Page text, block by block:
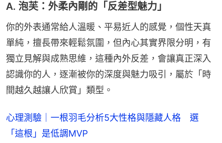
A. 泡芙：外柔內剛的「反差型魅力」
你的外表通常給人溫暖、平易近人的感覺，個性天真
單純，擅長帶來輕鬆氛圍，但內心其實界限分明，有
獨立見解與成熟思維，這種內外反差，會讓真正深入
認識你的人，逐漸被你的深度與魅力吸引，屬於「時
間越久越讓人欣賞」類型。
心理測驗｜一根羽毛分析5大性格與隱藏人格 選
「這根」是低調MVP